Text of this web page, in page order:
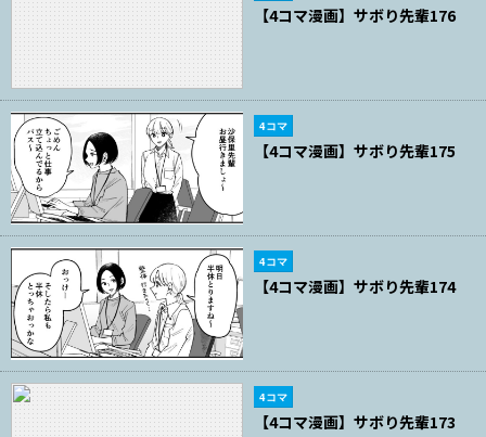
【4コマ漫画】サボり先輩176
4コマ
【4コマ漫画】サボり先輩175
4コマ
【4コマ漫画】サボり先輩174
4コマ
【4コマ漫画】サボり先輩173